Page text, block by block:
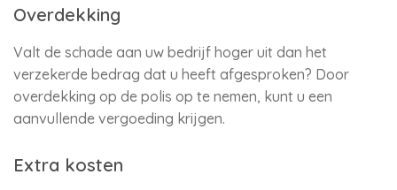
Overdekking
Valt de schade aan uw bedrijf hoger uit dan het
verzekerde bedrag dat u heeft afgesproken? Door
overdekking op de polis op te nemen, kunt u een
aanvullende vergoeding krijgen.
Extra kosten